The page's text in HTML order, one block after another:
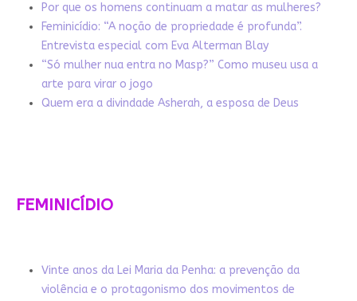
Por que os homens continuam a matar as mulheres?
Feminicídio: “A noção de propriedade é profunda”.
Entrevista especial com Eva Alterman Blay
“Só mulher nua entra no Masp?” Como museu usa a
arte para virar o jogo
Quem era a divindade Asherah, a esposa de Deus
FEMINICÍDIO
Vinte anos da Lei Maria da Penha: a prevenção da
violência e o protagonismo dos movimentos de